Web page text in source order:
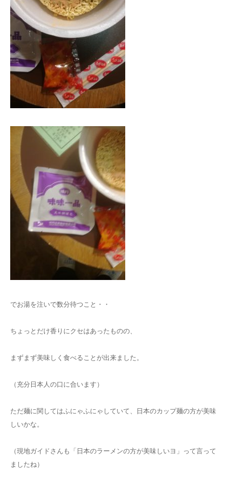
でお湯を注いで数分待つこと・・
ちょっとだけ香りにクセはあったものの、
まずまず美味しく食べることが出来ました。
（充分日本人の口に合います）
ただ麺に関してはふにゃふにゃしていて、日本のカップ麺の方が美味
しいかな。
（現地ガイドさんも「日本のラーメンの方が美味しいヨ」って言って
ましたね）